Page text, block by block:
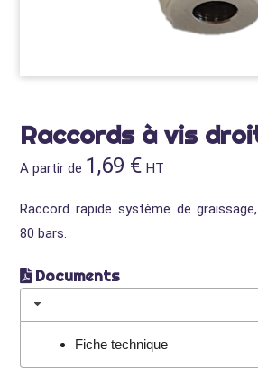
Raccords à vis
A partir de 1,69 € HT
Raccord rapide système de
80 bars.
Documents
Fiche technique